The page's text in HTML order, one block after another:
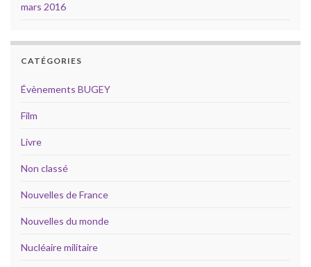
mars 2016
CATÉGORIES
Évènements BUGEY
Film
Livre
Non classé
Nouvelles de France
Nouvelles du monde
Nucléaire militaire